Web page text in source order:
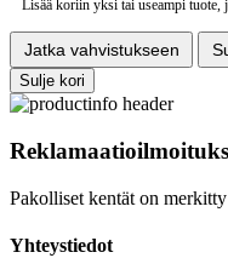
Lisää koriin yksi tai useampi tuote,
Jatka vahvistukseen
Sulje kori
Pakolliset kentät on
Yhteystiedot